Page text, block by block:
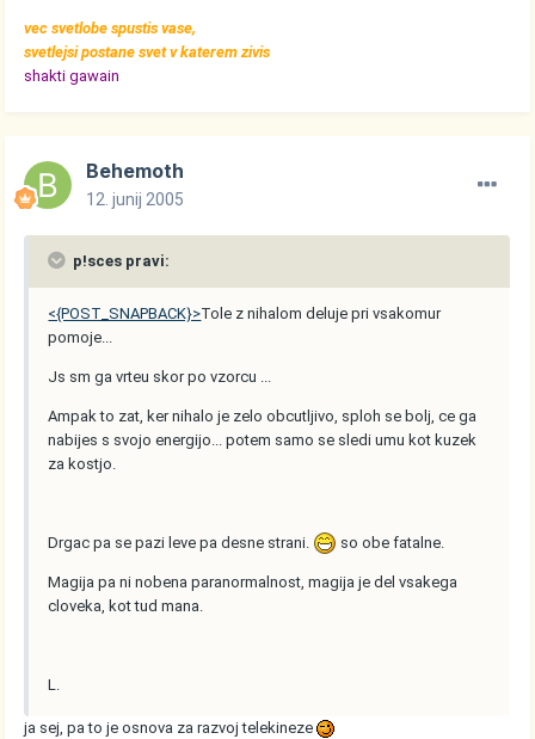
vec svetlobe spustis vase,
svetlejsi postane svet v katerem zivis
shakti gawain
Behemoth
12. junij 2005
p!sces pravi:
<{POST_SNAPBACK}>Tole z nihalom deluje pri vsakomur
pomoje...
Js sm ga vrteu skor po vzorcu ...
Ampak to zat, ker nihalo je zelo obcutljivo, sploh se bolj, ce ga
nabijes s svojo energijo... potem samo se sledi umu kot kuzek
za kostjo.
Drgac pa se pazi leve pa desne strani. so obe fatalne.
Magija pa ni nobena paranormalnost, magija je del vsakega
cloveka, kot tud mana.
L.
ja sej, pa to je osnova za razvoj telekineze